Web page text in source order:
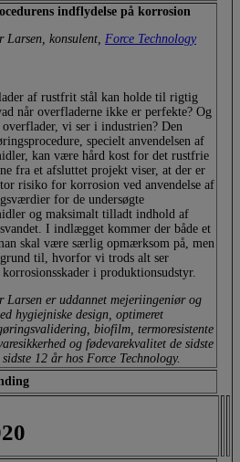
indflydelse på korrosion
Larsen, konsulent, Force Technology
af rustfrit stål kan holde til rigtig
når overfladerne ikke er perfekte? Og
vi ser i industrien? Den
specielt anvendelsen af
kan være hård kost for det rustfrie
fra et afsluttet projekt viser, at der er
risiko for korrosion ved anvendelse af
for de undersøgte
og maksimalt tilladt indhold af
I indlægget kommer der både et
skal være særlig opmærksom på, men
til, hvorfor vi trods alt ser
i produktionsudstyr.
Larsen er uddannet mejeriingeniør og
hygiejniske design, optimeret
biofilm, termoresistente
og fødevarekvalitet de sidste
12 år hos Force Technology.